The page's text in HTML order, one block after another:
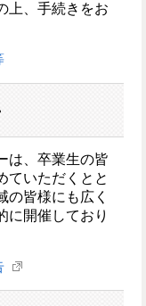
上、手続きをお
は、卒業生の皆
ていただくとと
の皆様にも広く
に開催しており